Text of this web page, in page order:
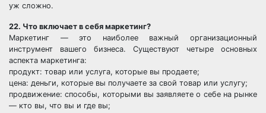
уж сложно.
22. Что включает в себя маркетинг?
Маркетинг — это наиболее важный организационный
инструмент вашего бизнеса. Существуют четыре основных
аспекта маркетинга:
продукт: товар или услуга, которые вы продаете;
цена: деньги, которые вы получаете за свой товар или услугу;
продвижение: способы, которыми вы заявляете о себе на рынке
— кто вы, что вы и где вы;